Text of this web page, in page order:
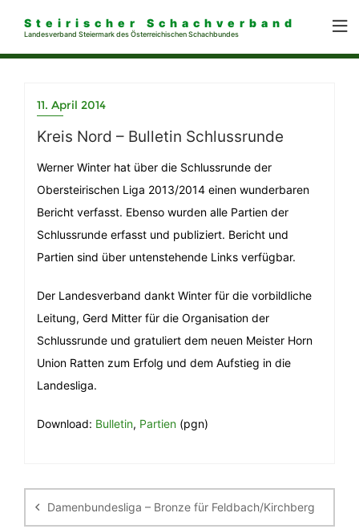
Steirischer Schachverband
Landesverband Steiermark des Österreichischen Schachbundes
11. April 2014
Kreis Nord – Bulletin Schlussrunde
Werner Winter hat über die Schlussrunde der
Obersteirischen Liga 2013/2014 einen wunderbaren
Bericht verfasst. Ebenso wurden alle Partien der
Schlussrunde erfasst und publiziert. Bericht und
Partien sind über untenstehende Links verfügbar.
Der Landesverband dankt Winter für die vorbildliche
Leitung, Gerd Mitter für die Organisation der
Schlussrunde und gratuliert dem neuen Meister Horn
Union Ratten zum Erfolg und dem Aufstieg in die
Landesliga.
Download: Bulletin, Partien (pgn)
Damenbundesliga – Bronze für Feldbach/Kirchberg